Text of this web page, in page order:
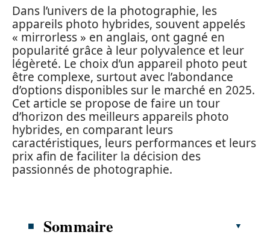
Dans l’univers de la photographie, les
appareils photo hybrides, souvent appelés
« mirrorless » en anglais, ont gagné en
popularité grâce à leur polyvalence et leur
légèreté. Le choix d’un appareil photo peut
être complexe, surtout avec l’abondance
d’options disponibles sur le marché en 2025.
Cet article se propose de faire un tour
d’horizon des meilleurs appareils photo
hybrides, en comparant leurs
caractéristiques, leurs performances et leurs
prix afin de faciliter la décision des
passionnés de photographie.
Sommaire